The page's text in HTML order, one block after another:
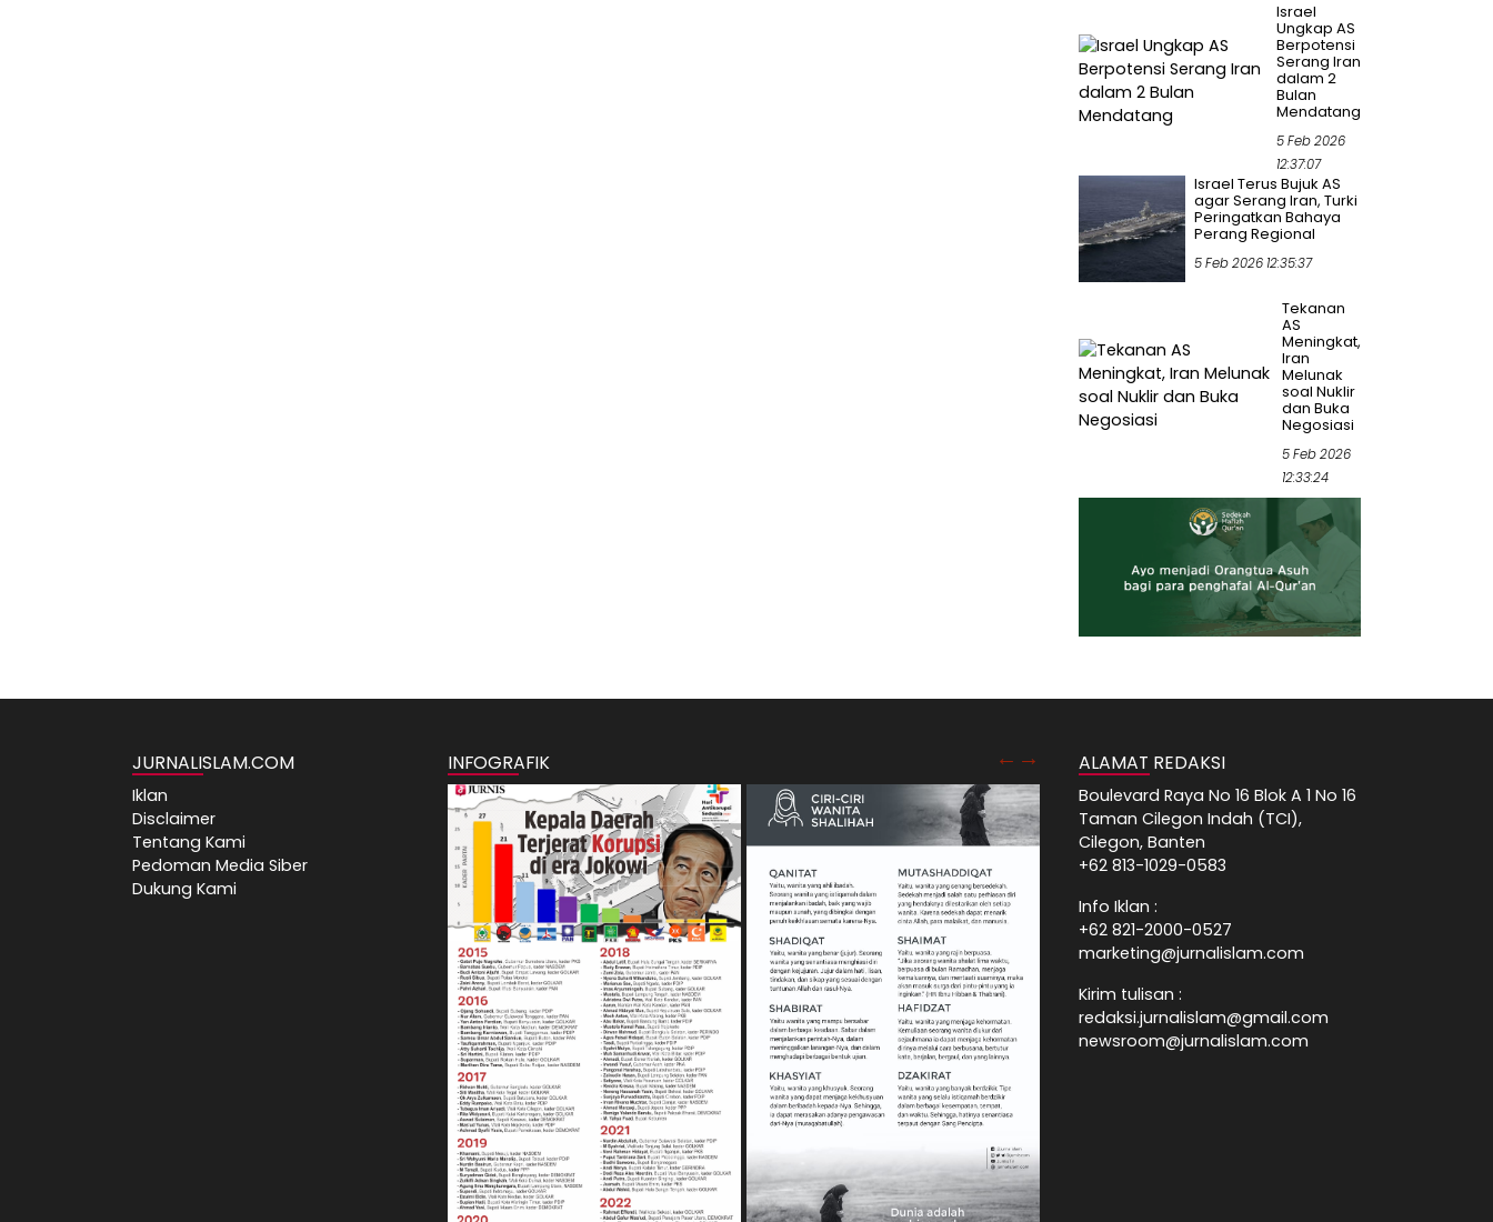
Israel
Ungkap AS
Berpotensi
Serang Iran
dalam 2
Bulan
Mendatang
5 Feb 2026
12:37:07
Israel Terus Bujuk AS
agar Serang Iran, Turki
Peringatkan Bahaya
Perang Regional
5 Feb 2026 12:35:37
Tekanan
AS
Meningkat,
Iran
Melunak
soal Nuklir
dan Buka
Negosiasi
5 Feb 2026
12:33:24
JURNALISLAM.COM
Iklan
Disclaimer
Tentang Kami
Pedoman Media Siber
Dukung Kami
INFOGRAFIK ALAMAT REDAKSI
Boulevard Raya No 16 Blok A 1 No 16
Taman Cilegon Indah (TCI),
Cilegon, Banten
+62 813-1029-0583
Info Iklan :
+62 821-2000-0527
marketing@jurnalislam.com
Kirim tulisan :
redaksi.jurnalislam@gmail.com
newsroom@jurnalislam.com